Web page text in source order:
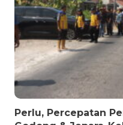
Perlu, Percepatan